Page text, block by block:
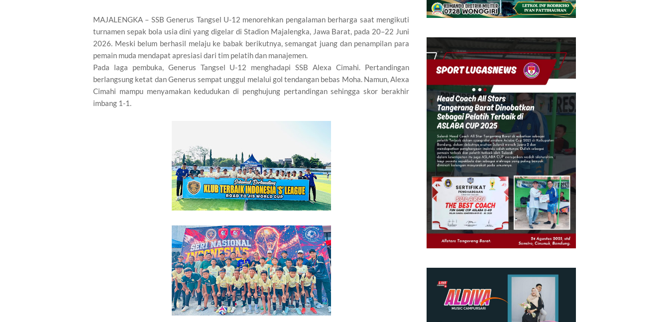
MAJALENGKA – SSB Generus Tangsel U-12 menorehkan pengalaman berharga saat mengikuti
turnamen sepak bola usia dini yang digelar di Stadion Majalengka, Jawa Barat, pada 20–22 Juni
2026. Meski belum berhasil melaju ke babak berikutnya, semangat juang dan penampilan para
pemain muda mendapat apresiasi dari tim pelatih dan manajemen.
Pada laga pembuka, Generus Tangsel U-12 menghadapi SSB Alexa Cimahi. Pertandingan
berlangsung ketat dan Generus sempat unggul melalui gol tendangan bebas Moha. Namun, Alexa
Cimahi mampu menyamakan kedudukan di penghujung pertandingan sehingga skor berakhir
imbang 1-1.